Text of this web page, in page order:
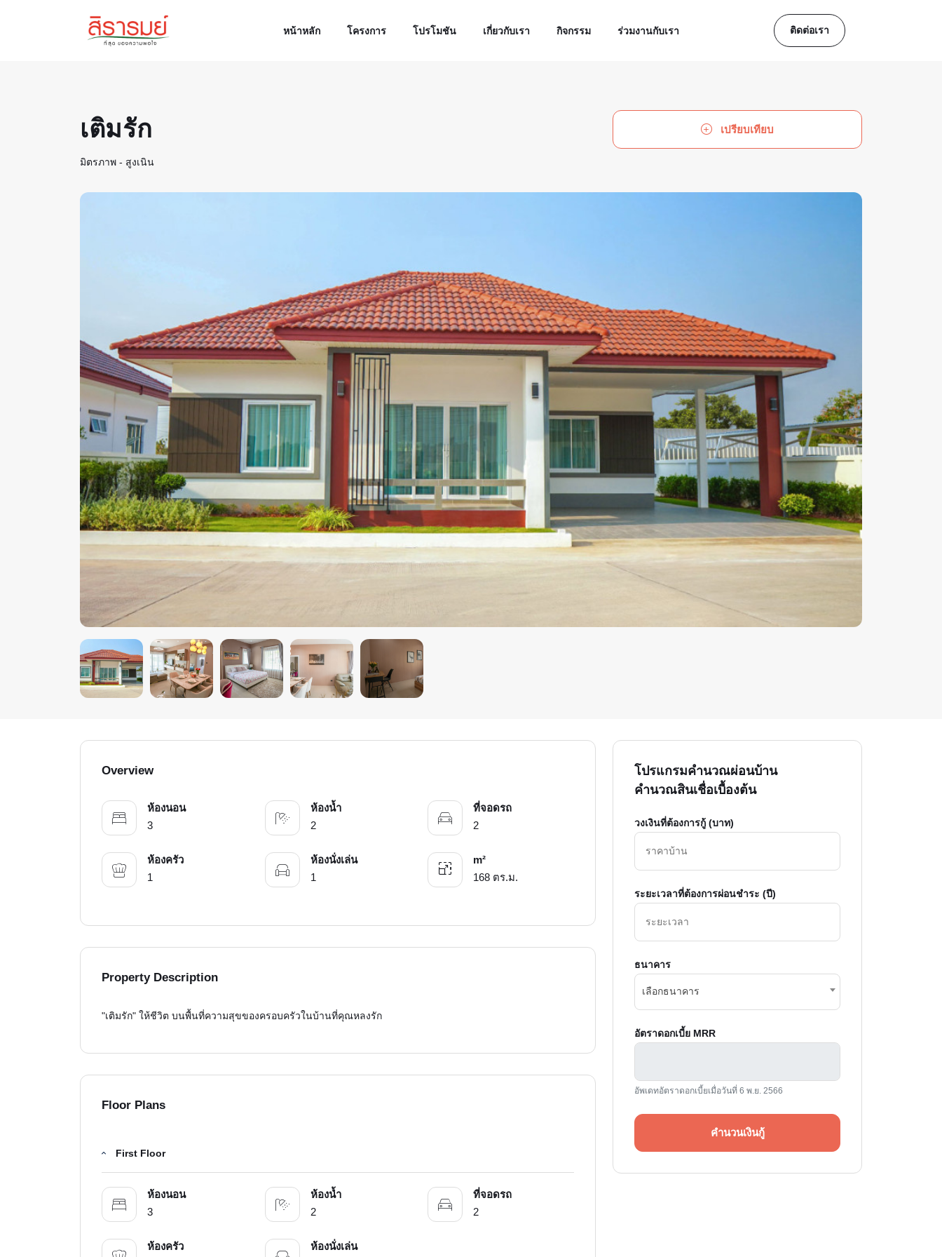
หน้าหลัก โครงการ โปรโมชัน เกี่ยวกับเรา กิจกรรม ร่วมงานกับเรา ติดต่อเรา
เติมรัก
มิตรภาพ - สูงเนิน
เปรียบเทียบ
Overview
ห้องนอน
3
ห้องน้ำ
2
ที่จอดรถ
2
ห้องครัว
1
ห้องนั่งเล่น
1
m²
168 ตร.ม.
Property Description
"เติมรัก" ให้ชีวิต บนพื้นที่ความสุขของครอบครัวในบ้านที่คุณหลงรัก
Floor Plans
First Floor
ห้องนอน
3
ห้องน้ำ
2
ที่จอดรถ
2
ห้องครัว ห้องนั่งเล่น
โปรแกรมคำนวณผ่อนบ้าน
คำนวณสินเชื่อเบื้องต้น
วงเงินที่ต้องการกู้ (บาท)
ระยะเวลาที่ต้องการผ่อนชำระ (ปี)
ธนาคาร
เลือกธนาคาร
อัตราดอกเบี้ย MRR
อัพเดทอัตราดอกเบี้ยเมื่อวันที่ 6 พ.ย. 2566
คำนวนเงินกู้